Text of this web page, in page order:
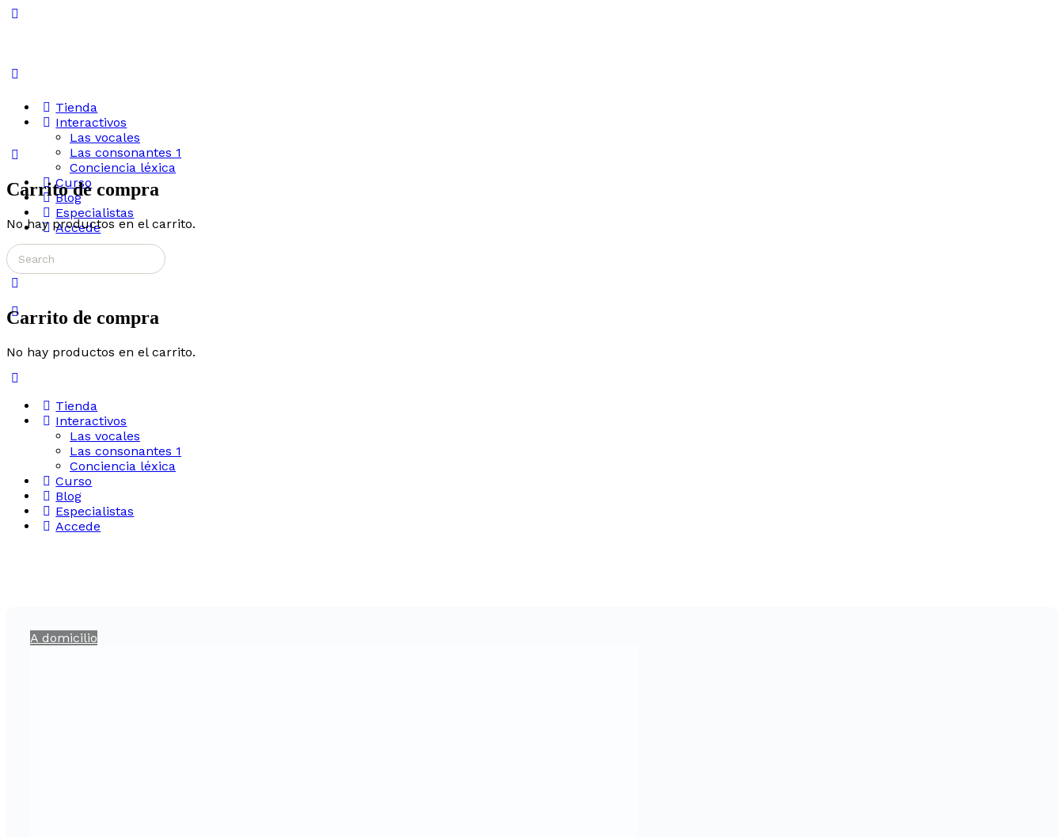
Tienda
Interactivos
Las vocales
Las consonantes 1
Conciencia léxica
Curso
Blog
Especialistas
Accede
More
options
Carrito de compra
No hay productos en el carrito.
Carrito de compra
No hay productos en el carrito.
Search
for:
Tienda
Interactivos
Las vocales
Las consonantes 1
Conciencia léxica
Curso
Blog
Especialistas
Accede
A domicilio